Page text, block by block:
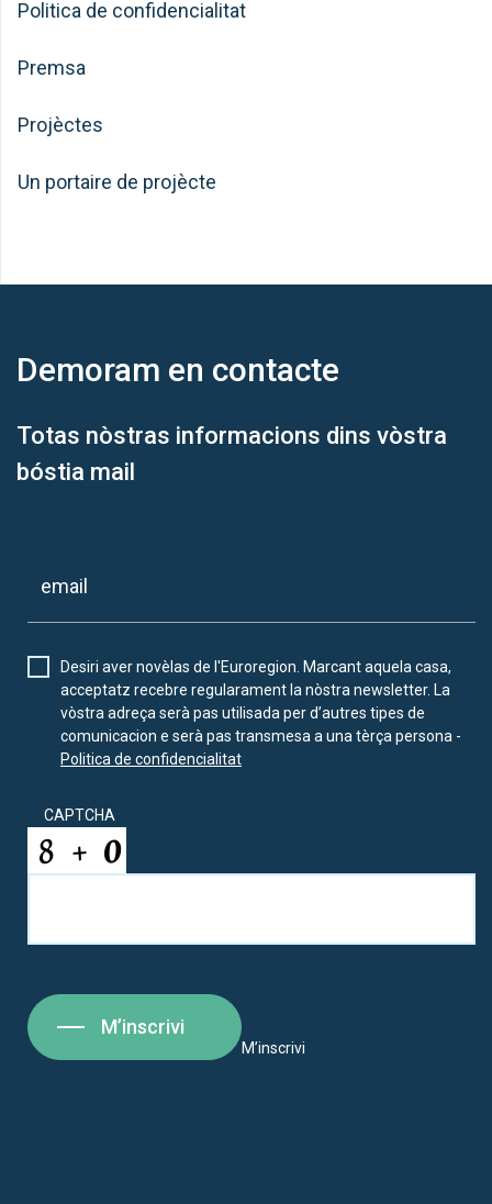
Politica de confidencialitat
Premsa
Projèctes
Un portaire de projècte
Demoram en contacte
Totas nòstras informacions dins vòstra
bóstia mail
Desiri aver novèlas de l'Euroregion. Marcant aquela casa,
acceptatz recebre regularament la nòstra newsletter. La
vòstra adreça serà pas utilisada per d’autres tipes de
comunicacion e serà pas transmesa a una tèrça persona -
Politica de confidencialitat
CAPTCHA
M’inscrivi
M’inscrivi